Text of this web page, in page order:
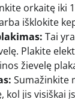
orkaitę iki
išklokite
Tai
Plakite
žievelę
Sumažinkite
kol jis visiškai